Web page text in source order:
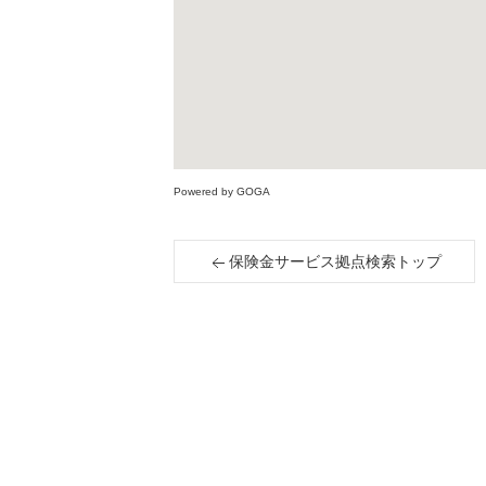
Powered by GOGA
保険金サービス拠点検索トップ